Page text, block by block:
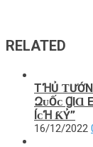
RELATED
TꞪỦ
ԶᴜỐᴄ ꞬIⱭ
ÍᴄꞪ ƘỶ”
16/12/2022